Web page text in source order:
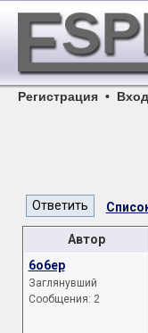
Регистрация • Вход
Автор
6o6ep
Заглянувший
Сообщения: 2